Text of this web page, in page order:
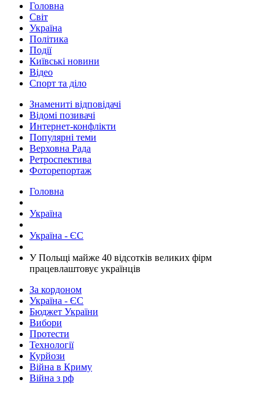
Головна
Світ
Україна
Політика
Події
Київські новини
Відео
Спорт та діло
Знамениті відповідачі
Відомі позивачі
Интернет-конфлікти
Популярні теми
Верховна Рада
Ретроспектива
Фоторепортаж
Головна
Україна
Україна - ЄС
​У Польщі майже 40 відсотків великих фірм
працевлаштовує українців
За кордоном
Україна - ЄС
Бюджет України
Вибори
Протести
Технології
Курйози
Війна в Криму
Війна з рф